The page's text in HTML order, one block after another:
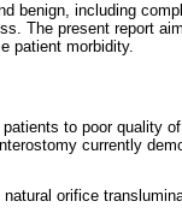
benign, including
The present report
patient morbidity.
to poor quality
currently
orifice